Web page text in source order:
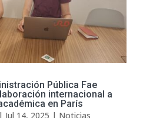
Pública Fae
internacional a
en París
| Jul 14, 2025 | Noticias